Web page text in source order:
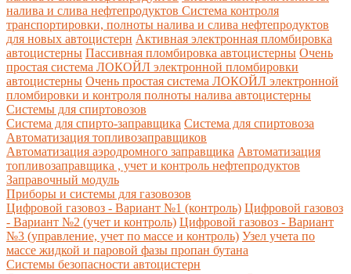
налива и слива нефтепродуктов Система контроля
транспортировки, полноты налива и слива нефтепродуктов
для новых автоцистерн Активная электронная пломбировка
автоцистерны Пассивная пломбировка автоцистерны Очень
простая система ЛОКОЙЛ электронной пломбировки
автоцистерны Очень простая система ЛОКОЙЛ электронной
пломбировки и контроля полноты налива автоцистерны
Системы для спиртовозов
Система для спирто-заправщика Система для спиртовоза
Автоматизация топливозаправщиков
Автоматизация аэродромного заправщика Автоматизация
топливозаправщика , учет и контроль нефтепродуктов
Заправочный модуль
Приборы и системы для газовозов
Цифровой газовоз - Вариант №1 (контроль) Цифровой газовоз
- Вариант №2 (учет и контроль) Цифровой газовоз - Вариант
№3 (управление, учет по массе и контроль) Узел учета по
массе жидкой и паровой фазы пропан бутана
Системы безопасности автоцистерн